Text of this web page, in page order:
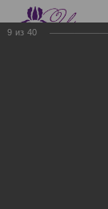
законодательстве:
налоговое
2017 года в части
9 из 40